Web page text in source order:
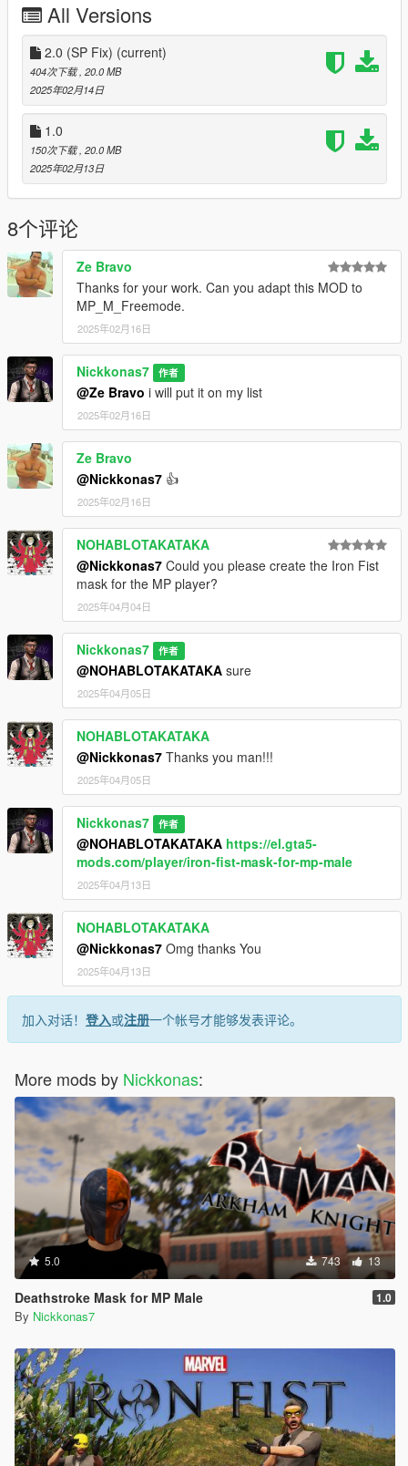
All Versions
2.0 (SP Fix) (current)
404次下载 , 20.0 MB
2025年02月14日
1.0
150次下载 , 20.0 MB
2025年02月13日
8个评论
Ze Bravo
Thanks for your work. Can you adapt this MOD to
MP_M_Freemode.
2025年02月16日
Nickkonas7 作者
@Ze Bravo i will put it on my list
2025年02月16日
Ze Bravo
@Nickkonas7 👍
2025年02月16日
NOHABLOTAKATAKA
@Nickkonas7 Could you please create the Iron Fist
mask for the MP player?
2025年04月04日
Nickkonas7 作者
@NOHABLOTAKATAKA sure
2025年04月05日
NOHABLOTAKATAKA
@Nickkonas7 Thanks you man!!!
2025年04月05日
Nickkonas7 作者
@NOHABLOTAKATAKA https://el.gta5-
mods.com/player/iron-fist-mask-for-mp-male
2025年04月13日
NOHABLOTAKATAKA
@Nickkonas7 Omg thanks You
2025年04月13日
加入对话！ 登入或注册一个帐号才能够发表评论。
More mods by Nickkonas:
5.0 743 13
Deathstroke Mask for MP Male 1.0
By Nickkonas7